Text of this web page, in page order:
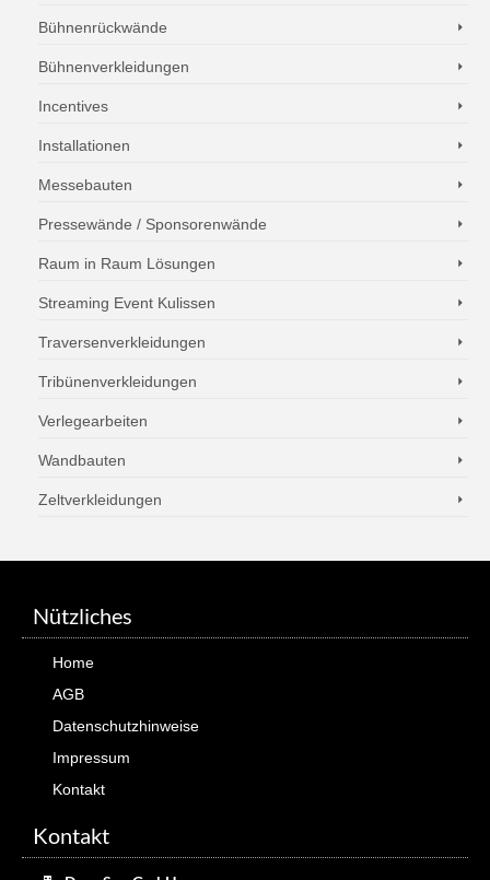
Bühnenrückwände
Bühnenverkleidungen
Incentives
Installationen
Messebauten
Pressewände / Sponsorenwände
Raum in Raum Lösungen
Streaming Event Kulissen
Traversenverkleidungen
Tribünenverkleidungen
Verlegearbeiten
Wandbauten
Zeltverkleidungen
Nützliches
Home
AGB
Datenschutzhinweise
Impressum
Kontakt
Kontakt